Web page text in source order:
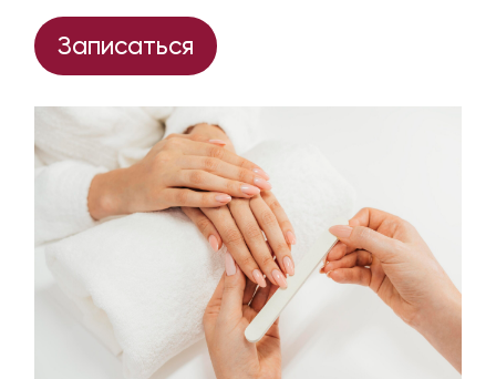
Записаться